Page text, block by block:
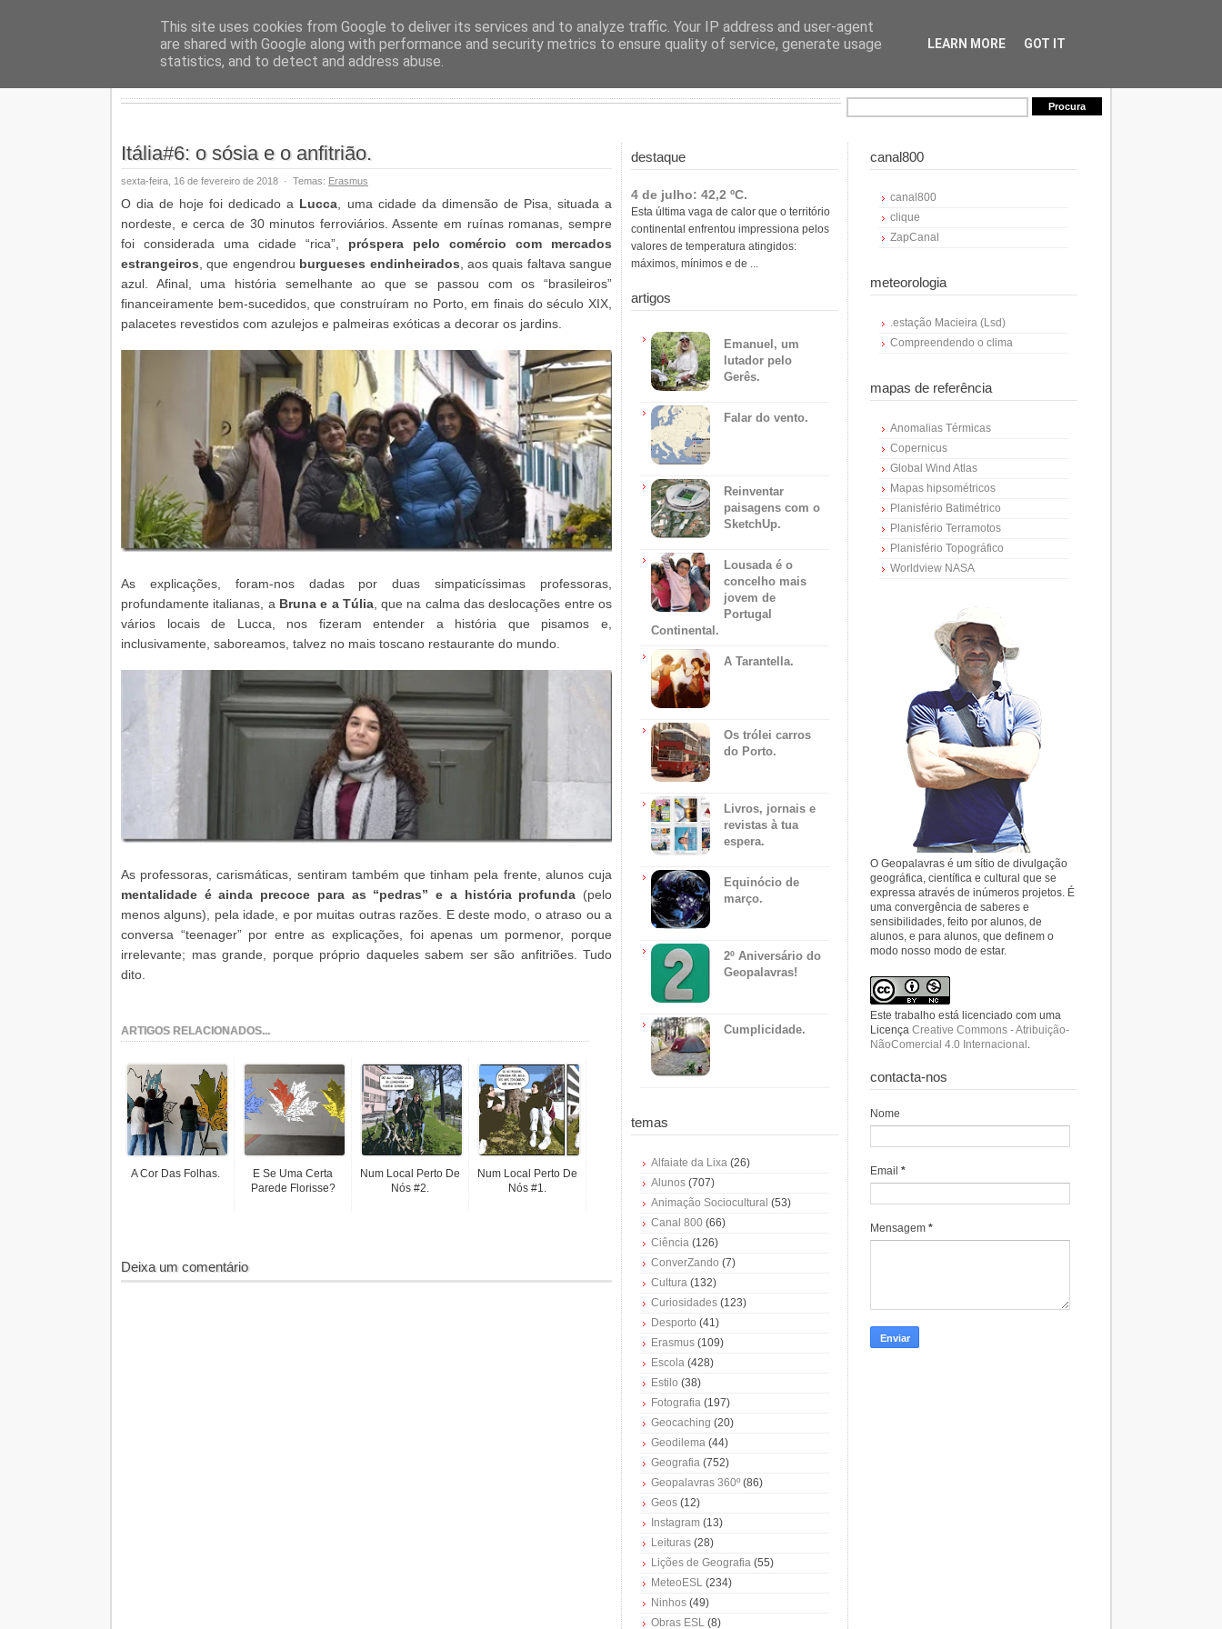
Geopalavras
Itália#6: o sósia e o anfitrião.
sexta-feira, 16 de fevereiro de 2018 · Temas: Erasmus
O dia de hoje foi dedicado a Lucca , uma cidade da dimensão de Pisa, situada a
nordeste, e cerca de 30 minutos ferroviários. Assente em ruínas romanas, sempre
foi considerada uma cidade “rica”, próspera pelo comércio com mercados
estrangeiros , que engendrou burgueses endinheirados , aos quais faltava sangue
azul. Afinal, uma história semelhante ao que se passou com os “brasileiros”
financeiramente bem-sucedidos, que construíram no Porto, em finais do século XIX,
palacetes revestidos com azulejos e palmeiras exóticas a decorar os jardins.
As explicações, foram-nos dadas por duas simpaticíssimas professoras,
profundamente italianas, a Bruna e a Túlia, que na calma das deslocações entre os
vários locais de Lucca, nos fizeram entender a história que pisamos e,
inclusivamente, saboreamos, talvez no mais toscano restaurante do mundo.
As professoras, carismáticas, sentiram também que tinham pela frente, alunos cuja
mentalidade é ainda precoce para as “pedras” e a história profunda (pelo
menos alguns), pela idade, e por muitas outras razões. E deste modo, o atraso ou a
conversa “teenager” por entre as explicações, foi apenas um pormenor, porque
irrelevante; mas grande, porque próprio daqueles sabem ser são anfitriões. Tudo
dito.
ARTIGOS RELACIONADOS...
A Cor Das Folhas.
E Se Uma Certa
Parede Florisse?
Num Local Perto De
Nós #2.
Num Local Perto De
Nós #1.
Deixa um comentário
destaque
4 de julho: 42,2 ºC.
Esta última vaga de calor que o território
continental enfrentou impressiona pelos
valores de temperatura atingidos:
máximos, mínimos e de ...
artigos
Emanuel, um
lutador pelo
Gerês.
Falar do vento.
Reinventar
paisagens com o
SketchUp.
Lousada é o
concelho mais
jovem de
Portugal
Continental.
A Tarantella.
Os trólei carros
do Porto.
Livros, jornais e
revistas à tua
espera.
Equinócio de
março.
2º Aniversário do
Geopalavras!
Cumplicidade.
temas
Alfaiate da Lixa (26)
Alunos (707)
Animação Sociocultural (53)
Canal 800 (66)
Ciência (126)
ConverZando (7)
Cultura (132)
Curiosidades (123)
Desporto (41)
Erasmus (109)
Escola (428)
Estilo (38)
Fotografia (197)
Geocaching (20)
Geodilema (44)
Geografia (752)
Geopalavras 360º (86)
Geos (12)
Instagram (13)
Leituras (28)
Lições de Geografia (55)
MeteoESL (234)
Ninhos (49)
Obras ESL (8)
canal800
canal800
clique
ZapCanal
meteorologia
.estação Macieira (Lsd)
Compreendendo o clima
mapas de referência
Anomalias Térmicas
Copernicus
Global Wind Atlas
Mapas hipsométricos
Planisfério Batimétrico
Planisfério Terramotos
Planisfério Topográfico
Worldview NASA
O Geopalavras é um sítio de divulgação
geográfica, científica e cultural que se
expressa através de inúmeros projetos. É
uma convergência de saberes e
sensibilidades, feito por alunos, de
alunos, e para alunos, que definem o
modo nosso modo de estar.
Este trabalho está licenciado com uma
Licença Creative Commons - Atribuição-
NãoComercial 4.0 Internacional .
contacta-nos
Nome
Email *
Mensagem *
This site uses cookies from Google to deliver its services and to analyze traffic. Your IP address and user-agent
are shared with Google along with performance and security metrics to ensure quality of service, generate usage
statistics, and to detect and address abuse.
LEARN MORE GOT IT